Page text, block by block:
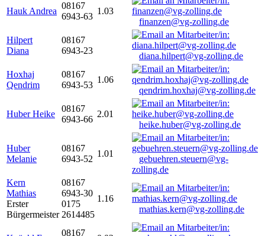
Hauk Andrea
08167
6943-63
1.03
finanzen@vg-zolling.de
Hilpert
Diana
08167
6943-23
diana.hilpert@vg-zolling.de
Hoxhaj
Qendrim
08167
6943-53
1.06
qendrim.hoxhaj@vg-zolling.de
Huber Heike
08167
6943-66
2.01
heike.huber@vg-zolling.de
Huber
Melanie
08167
6943-52
1.01
gebuehren.steuern@vg-
zolling.de
Kern
Mathias
Erster
Bürgermeister
08167
6943-30
0175
2614485
1.16
mathias.kern@vg-zolling.de
08167